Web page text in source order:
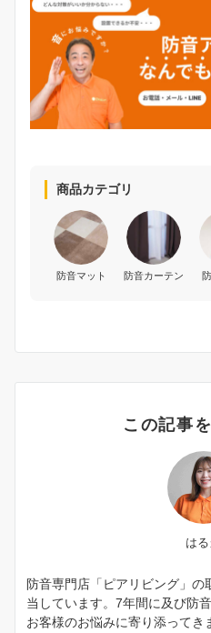
商品カテゴリ
防音マット 防音カーテン
この記事
は
防音専門店「ピアリビング」の
当しています。7年間に及び防
お客様のお悩みに寄り添ってき